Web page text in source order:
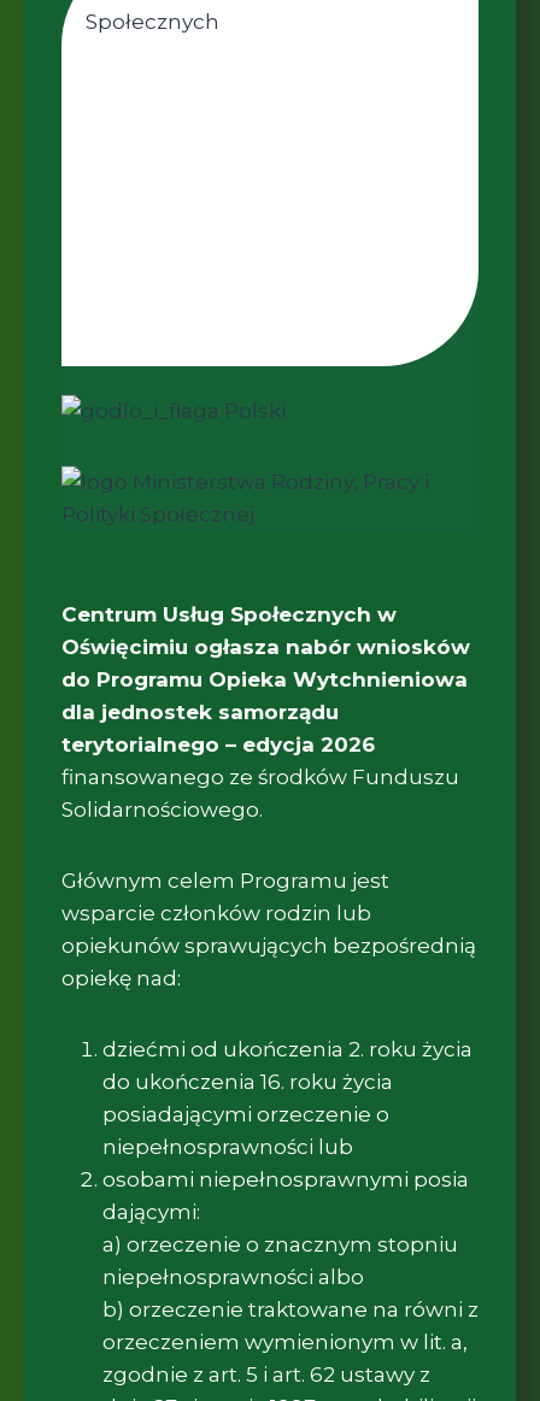
Centrum Usług Społecznych w
Oświęcimiu ogłasza nabór wniosków
do Programu Opieka Wytchnieniowa
dla jednostek samorządu
terytorialnego – edycja 2026
finansowanego ze środków Funduszu
Solidarnościowego.
Głównym celem Programu jest
wsparcie członków rodzin lub
opiekunów sprawujących bezpośrednią
opiekę nad:
dziećmi od ukończenia 2. roku życia
do ukończenia 16. roku życia
posiadającymi orzeczenie o
niepełnosprawności lub
osobami niepełnosprawnymi posia
dającymi:
a) orzeczenie o znacznym stopniu
niepełnosprawności albo
b) orzeczenie traktowane na równi z
orzeczeniem wymienionym w lit. a,
zgodnie z art. 5 i art. 62 ustawy z